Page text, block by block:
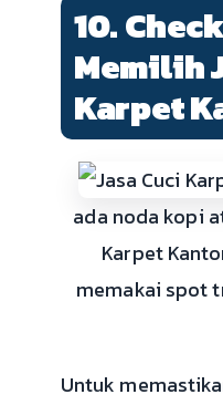
10.
Memilih
Karpet
ada noda kopi
Karpet
memakai spot
Untuk